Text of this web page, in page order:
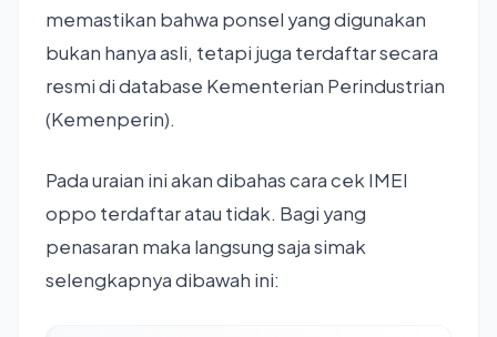
memastikan bahwa ponsel yang digunakan
bukan hanya asli, tetapi juga terdaftar secara
resmi di database Kementerian Perindustrian
(Kemenperin).
Pada uraian ini akan dibahas cara cek IMEI
oppo terdaftar atau tidak. Bagi yang
penasaran maka langsung saja simak
selengkapnya dibawah ini: